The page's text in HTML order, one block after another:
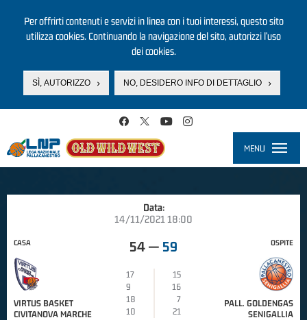
Per offrirti contenuti e servizi in linea con i tuoi interessi, questo sito
utilizza cookies. Continuando la navigazione del sito, autorizzi l’uso
dei cookies.
SÌ, AUTORIZZO NO, DESIDERO INFO DI DETTAGLIO
MENU
Data:
14/11/2021 18:00
CASA
VIRTUS BASKET
CIVITANOVA MARCHE
54 — 59
17
15
9
16
18
7
10
21
OSPITE
PALL. GOLDENGAS
SENIGALLIA